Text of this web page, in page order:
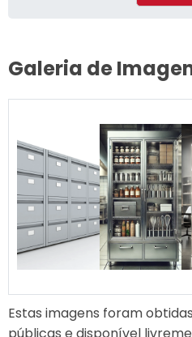
Galeria de
Estas imagens foram